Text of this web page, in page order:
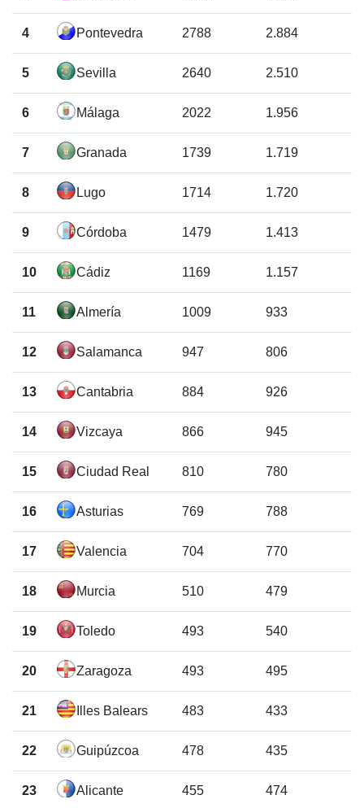
4 Pontevedra 2788 2.884
5 Sevilla 2640 2.510
6 Málaga 2022 1.956
7 Granada 1739 1.719
8 Lugo 1714 1.720
9 Córdoba 1479 1.413
10 Cádiz 1169 1.157
11 Almería 1009 933
12 Salamanca 947 806
13 Cantabria 884 926
14 Vizcaya 866 945
15 Ciudad Real 810 780
16 Asturias 769 788
17 Valencia 704 770
18 Murcia 510 479
19 Toledo 493 540
20 Zaragoza 493 495
21 Illes Balears 483 433
22 Guipúzcoa 478 435
23 Alicante 455 474